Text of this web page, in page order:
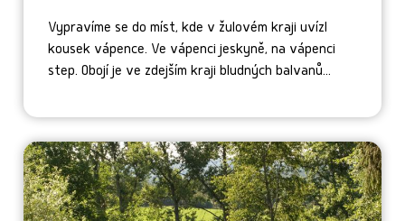
Vypravíme se do míst, kde v žulovém kraji uvízl
kousek vápence. Ve vápenci jeskyně, na vápenci
step. Obojí je ve zdejším kraji bludných balvanů...